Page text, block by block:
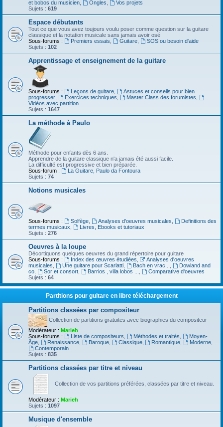
et bobos du musicien
Ongles
Vos projets
Sujets : 619
Espace débutants
Tout ce que vous avez toujours voulu poser comme question sur la guitare
classique et la notation musicale sans jamais avoir osé
Sous-forums :
Premiers essais Guitare,
SOS ou besoin d'aide
Sujets : 102
Apprentissage et enseignement de la guitare
Sous-forums : Leçons de guitare,
Astuces et conseils pour bien
progresser
Exercices techniques Master Class des forumistes
Vidéos avec partition
Sujets : 1647
La méthode à Paulo
Méthode pour enfants dès 6 ans.
Apprendre de la guitare classique n'a jamais été aussi facile.
La difficulté est progressive et bien préparée.
Sous-forum :
La Guitare, Paulo da Fontoura
Sujets : 74
Notions musicales
Sous-forums : Solfège, Analyses d'oeuvres musicales
Definitions des
termes musicaux
Livres, Ebooks et tutoriaux
Sujets : 276
Oeuvres à la loupe
Décortiquons quelques oeuvres du grand répertoire pour guitare
Sous-forums :
Index des œuvres étudiées
Analyses d'oeuvres
musicales
Une guitare pour Scarlatti, Bach en vrac...
Dowland and
co
Sor et consort, Barrios , villa lobos ...
Comparative d'oeuvres
Sujets : 64
Partitions pour guitare en libre téléchargement
Partitions classées par compositeur
Collection de partitions gratuites avec biographies du compositeur
Modérateur : Marieh
Sous-forums :
Liste de compositeurs Méthodes et traités
Moyen-
Âge
Renaissance, Baroque, Classique, Romantique Moderne
Contemporain
Sujets : 835
Partitions classées par titre et niveau
Collection de vos partitions préférées, classées par titre et niveau.
Modérateur : Marieh
Sujets : 1097
Musique d'ensemble